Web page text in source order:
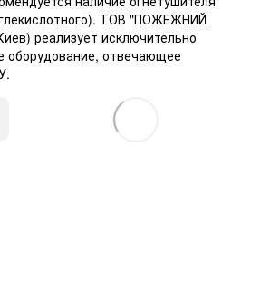
ТОВ "ПОЖЕЖНИЙ
реализует исключительно
оборудование, отвечающее